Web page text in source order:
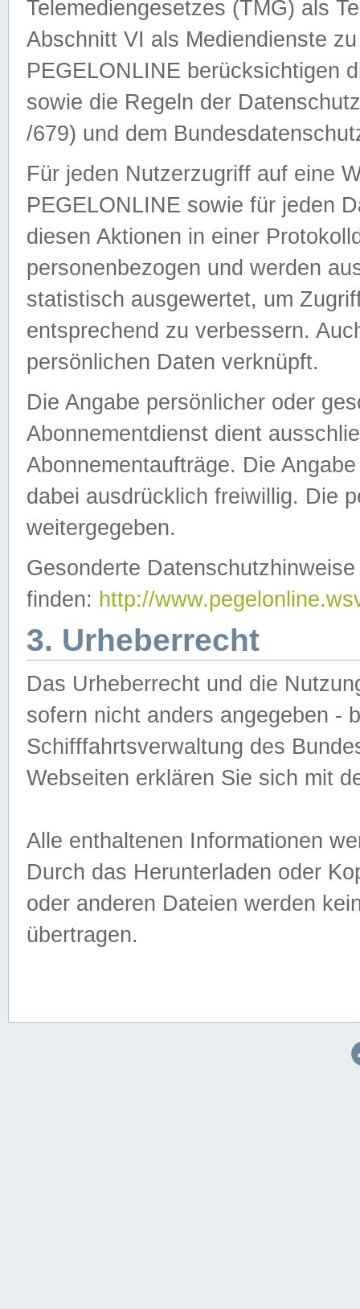
Telemediengesetzes (TMG) als
Abschnitt VI als Mediendienste
PEGELONLINE berücksichtigen
sowie die Regeln der
/679) und dem
Für jeden Nutzerzugriff auf eine
PEGELONLINE sowie für jeden
diesen Aktionen in einer
personenbezogen und werden
statistisch ausgewertet, um
entsprechend zu verbessern.
persönlichen Daten verknüpft.
Die Angabe persönlicher oder
Abonnementdienst dient
Abonnementaufträge. Die
dabei ausdrücklich freiwillig. Die
weitergegeben.
Gesonderte
finden: http://
3. Urheberrecht
Das Urheberrecht und die
sofern nicht anders angegeben -
Schifffahrtsverwaltung des
Webseiten erklären Sie sich mit
Alle enthaltenen Informationen
Durch das Herunterladen oder
oder anderen Dateien werden
übertragen.